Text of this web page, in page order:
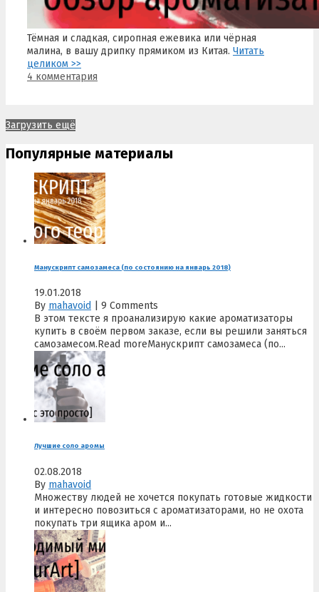
Тёмная и сладкая, сиропная ежевика или чёрная
малина, в вашу дрипку прямиком из Китая. Читать
целиком >>
4 комментария
Загрузить ещё
Популярные материалы
Манускрипт самозамеса (по состоянию на январь 2018)
19.01.2018
By mahavoid
9 Comments
В этом тексте я проанализирую какие ароматизаторы
купить в своём первом заказе, если вы решили заняться
самозамесом.Read moreМанускрипт самозамеса (по...
Лучшие соло аромы
02.08.2018
By mahavoid
Множеству людей не хочется покупать готовые жидкости
и интересно повозиться с ароматизаторами, но не охота
покупать три ящика аром и...